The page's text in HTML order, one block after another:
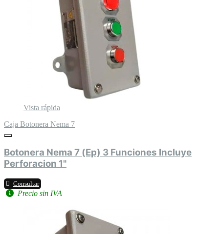
Vista rápida
Caja Botonera Nema 7
Botonera Nema 7 (Ep) 3 Funciones Incluye
Perforacion 1"
Consultar
Precio sin IVA